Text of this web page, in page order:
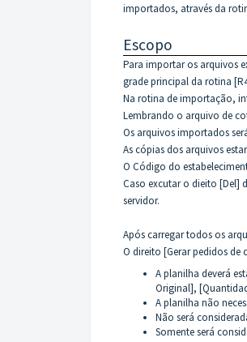
importados, através da
Escopo
Para importar os arquivos
grade principal da rotina
Na rotina de importação,
Lembrando o arquivo de
Os arquivos importados
As cópias dos arquivos
O Código do
Caso excutar o dieito [Del]
servidor.
Após carregar todos os
O direito [Gerar pedidos de
A planilha deverá
Original],
A planilha não
Não será
Somente será